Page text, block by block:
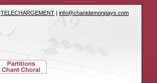
TELECHARGEMENT | info@chantdemonpays.com